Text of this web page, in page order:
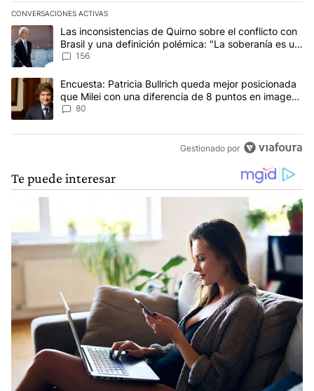
CONVERSACIONES ACTIVAS
Este listado muestra los artículos con más comentarios en los
Un artículo de tendencia con el título "Las inconsistencias de
Las inconsistencias de Quirno sobre el conflicto con
Brasil y una definición polémica: "La soberanía es un
concepto antiguo"
156
Un artículo de tendencia con el título "Encuesta: Patricia
Encuesta: Patricia Bullrich queda mejor posicionada
que Milei con una diferencia de 8 puntos en imagen
negativa
80
Gestionado por